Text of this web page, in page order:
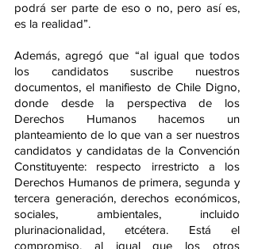
podrá ser parte de eso o no, pero así es,
es la realidad”.
Además, agregó que “al igual que todos
los candidatos suscribe nuestros
documentos, el manifiesto de Chile Digno,
donde desde la perspectiva de los
Derechos Humanos hacemos un
planteamiento de lo que van a ser nuestros
candidatos y candidatas de la Convención
Constituyente: respecto irrestricto a los
Derechos Humanos de primera, segunda y
tercera generación, derechos económicos,
sociales, ambientales, incluido
plurinacionalidad, etcétera. Está el
compromiso, al igual que los otros